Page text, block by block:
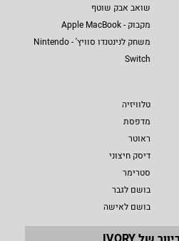
שואב אבק שוטף
מקבוק - Apple MacBook
משחק לנינטנדו סוויץ' - Nintendo
Switch
טלוויזיה
מדפסת
ראוטר
דיסק חיצוני
סטרימר
בושם לגבר
בושם לאישה